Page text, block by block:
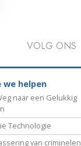
VOLG ONS
we helpen
naar een Gelukkig
Technologie
van criminelen